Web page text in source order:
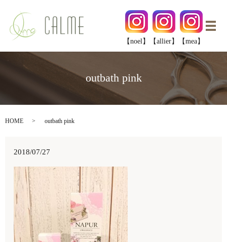
メ
【noel】
【allier】 【mea】
outbath pink
HOME outbath pink
2018/07/27